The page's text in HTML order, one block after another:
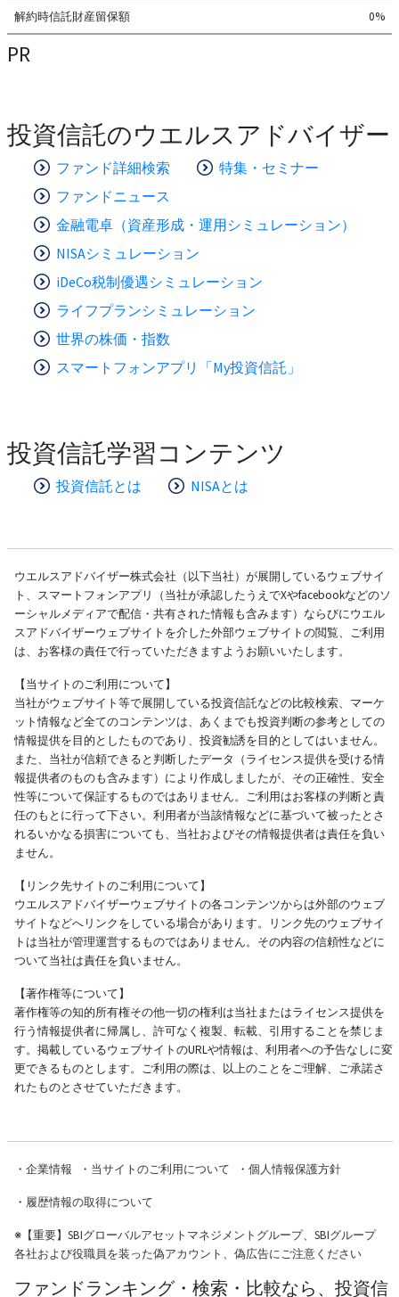
解約時信託財産留保額 0%
PR
投資信託のウエルスアドバイザー
ファンド詳細検索
特集・セミナー
ファンドニュース
金融電卓（資産形成・運用シミュレーション）
NISAシミュレーション
iDeCo税制優遇シミュレーション
ライフプランシミュレーション
世界の株価・指数
スマートフォンアプリ「My投資信託」
投資信託学習コンテンツ
投資信託とは NISAとは
ウエルスアドバイザー株式会社（以下当社）が展開しているウェブサイ
ト、スマートフォンアプリ（当社が承認したうえでXやfacebookなどのソ
ーシャルメディアで配信・共有された情報も含みます）ならびにウエル
スアドバイザーウェブサイトを介した外部ウェブサイトの閲覧、ご利用
は、お客様の責任で行っていただきますようお願いいたします。
【当サイトのご利用について】
当社がウェブサイト等で展開している投資信託などの比較検索、マーケ
ット情報など全てのコンテンツは、あくまでも投資判断の参考としての
情報提供を目的としたものであり、投資勧誘を目的としてはいません。
また、当社が信頼できると判断したデータ（ライセンス提供を受ける情
報提供者のものも含みます）により作成しましたが、その正確性、安全
性等について保証するものではありません。ご利用はお客様の判断と責
任のもとに行って下さい。利用者が当該情報などに基づいて被ったとさ
れるいかなる損害についても、当社およびその情報提供者は責任を負い
ません。
【リンク先サイトのご利用について】
ウエルスアドバイザーウェブサイトの各コンテンツからは外部のウェブ
サイトなどへリンクをしている場合があります。リンク先のウェブサイ
トは当社が管理運営するものではありません。その内容の信頼性などに
ついて当社は責任を負いません。
【著作権等について】
著作権等の知的所有権その他一切の権利は当社またはライセンス提供を
行う情報提供者に帰属し、許可なく複製、転載、引用することを禁じま
す。掲載しているウェブサイトのURLや情報は、利用者への予告なしに変
更できるものとします。ご利用の際は、以上のことをご理解、ご承諾さ
れたものとさせていただきます。
・ 企業情報 ・ 当サイトのご利用について ・ 個人情報保護方針
・ 履歴情報の取得について
※【重要】SBIグローバルアセットマネジメントグループ、SBIグループ
各社および役職員を装った偽アカウント、偽広告にご注意ください
ファンドランキング・検索・比較なら、投資信